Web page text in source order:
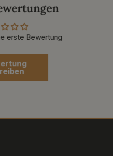
erste Bewertung